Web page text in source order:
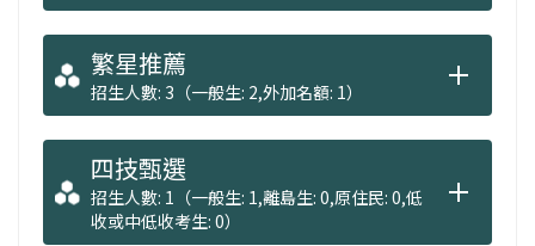
繁星推薦
招生人數: 3（一般生: 2,外加名額: 1）
四技甄選
招生人數: 1（一般生: 1,離島生: 0,原住民: 0,低
收或中低收考生: 0）